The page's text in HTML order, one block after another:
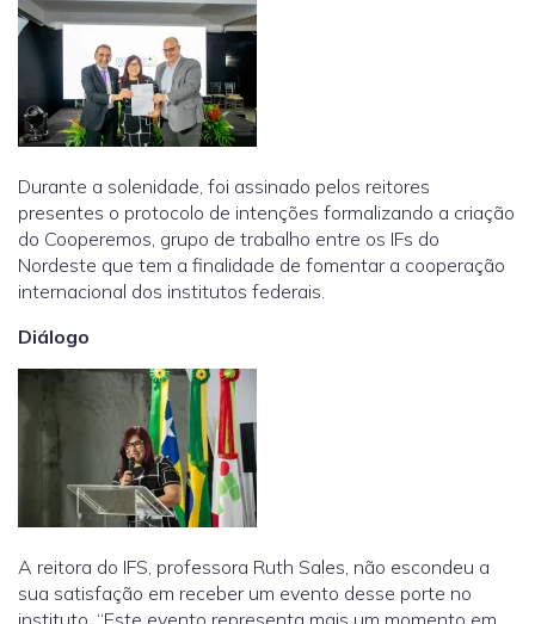
Durante a solenidade, foi assinado pelos reitores
presentes o protocolo de intenções formalizando a criação
do Cooperemos, grupo de trabalho entre os IFs do
Nordeste que tem a finalidade de fomentar a cooperação
internacional dos institutos federais.
Diálogo
A reitora do IFS, professora Ruth Sales, não escondeu a
sua satisfação em receber um evento desse porte no